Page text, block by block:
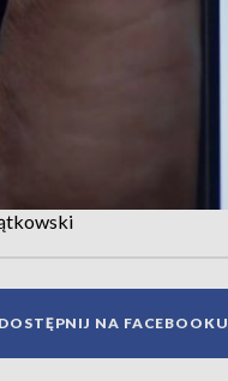
NA FACEBOOKU